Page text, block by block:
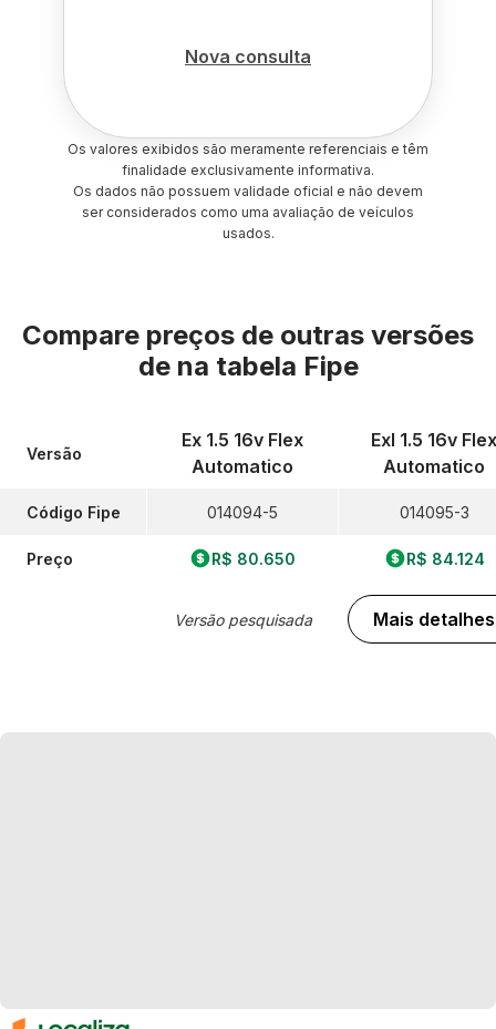
Nova consulta
Os valores exibidos são meramente referenciais e têm
finalidade exclusivamente informativa.
Os dados não possuem validade oficial e não devem
ser considerados como uma avaliação de veículos
usados.
Compare preços de outras versões
de na tabela Fipe
Versão
Código Fipe
Preço
Ex 1.5 16v Flex
Automatico
014094-5
R$ 80.650
Versão pesquisada
Exl 1.5 16v Flex
Automatico
014095-3
R$ 84.124
Mais detalhes